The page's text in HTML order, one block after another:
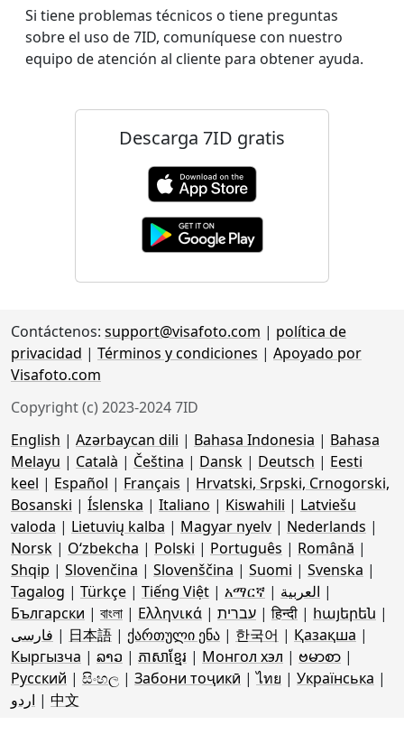
Si tiene problemas técnicos o tiene preguntas
sobre el uso de 7ID, comuníquese con nuestro
equipo de atención al cliente para obtener ayuda.
Descarga 7ID gratis
Contáctenos: support@visafoto.com | política de
privacidad | Términos y condiciones | Apoyado por
Visafoto.com
Copyright (c) 2023-2024 7ID
English | Azərbaycan dili | Bahasa Indonesia | Bahasa
Melayu | Català | Čeština | Dansk | Deutsch | Eesti
keel | Español | Français | Hrvatski, Srpski, Crnogorski,
Bosanski | Íslenska | Italiano | Kiswahili | Latviešu
valoda | Lietuvių kalba | Magyar nyelv | Nederlands |
Norsk | Oʻzbekcha | Polski | Português | Română |
Shqip | Slovenčina | Slovenščina | Suomi | Svenska |
Tagalog | Türkçe | Tiếng Việt | አማርኛ | العربية |
Български | বাংলা | Ελληνικά | עברית |हिन्दी | հայերեն |
فارسی | 日本語 | ქართული ენა | 한국어 | Қазақша |
Кыргызча | ລາວ | ភាសាខ្មែរ | Монгол хэл | ဗမာစာ |
Русский | සිංහල | Забони тоҷикӣ |ไทย | Українська |
اردو | 中文